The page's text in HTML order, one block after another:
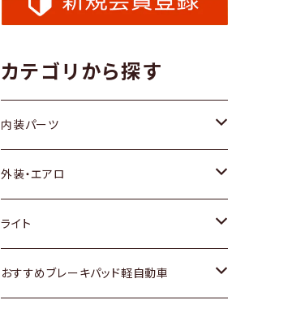
カテゴリから探す
内装パーツ
トヨタ
ホンダ
スズキ
外装・エアロ
トヨタ
ホンダ
ライト
トヨタ
おすすめブレーキパッド軽自動車